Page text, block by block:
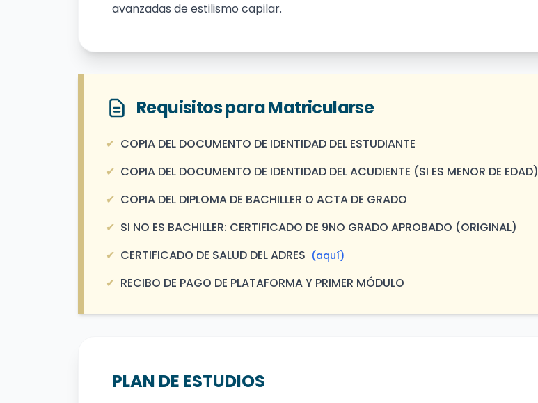
avanzadas de estilismo capilar.
Requisitos para Matricularse
✔ COPIA DEL DOCUMENTO DE IDENTIDAD DEL ESTUDIANTE
✔ COPIA DEL DOCUMENTO DE IDENTIDAD DEL ACUDIENTE (SI ES MENOR DE EDAD)
✔ COPIA DEL DIPLOMA DE BACHILLER O ACTA DE GRADO
✔ SI NO ES BACHILLER: CERTIFICADO DE 9NO GRADO APROBADO (ORIGINAL)
✔ CERTIFICADO DE SALUD DEL ADRES (aquí)
✔ RECIBO DE PAGO DE PLATAFORMA Y PRIMER MÓDULO
PLAN DE ESTUDIOS